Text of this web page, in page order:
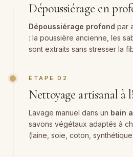
Dépoussiérage en
Dépoussiérage profond par
: la poussière ancienne, les
sont extraits sans stresser la
ÉTAPE 02
Nettoyage artisanal à
Lavage manuel dans un bain
savons végétaux adaptés à
(laine, soie, coton,